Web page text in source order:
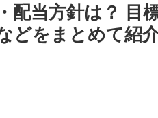
配当方針は？ 目
どをまとめて紹介